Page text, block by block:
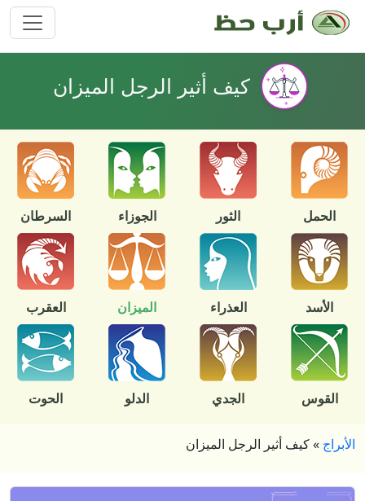
كيف أثير الرجل الميزان
الحمل الثور الجوزاء السرطان
الأسد العذراء الميزان العقرب
القوس الجدي الدلو الحوت
الأبراج »كيف أثير الرجل الميزان